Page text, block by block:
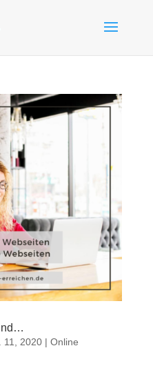
11, 2020| Online